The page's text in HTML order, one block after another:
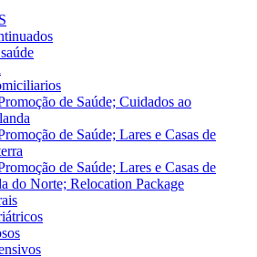
de Saúde; Cuidados ao
de Saúde; Lares e Casas de
de Saúde; Lares e Casas de
do Norte; Relocation Package